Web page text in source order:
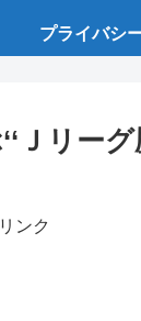
プライバシ
Ｊリー
ンク